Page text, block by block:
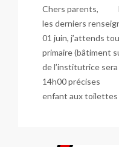
Chers parents,
les derniers
01 juin, j’attends
primaire (bâtiment
de l’institutrice
14h00 précises
enfant aux toilettes